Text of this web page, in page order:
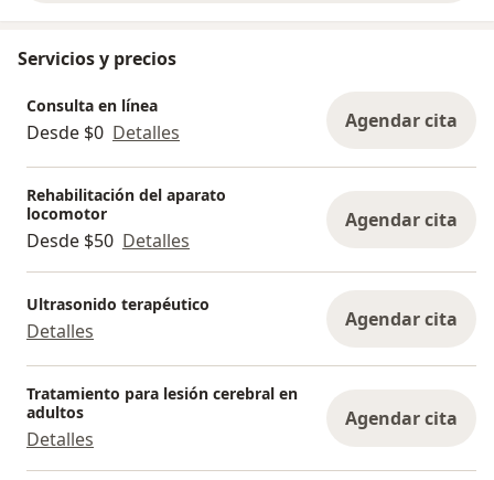
Servicios y precios
Consulta en línea
Desde $0 Detalles Agendar cita
Rehabilitación del aparato
locomotor
Desde $50 Detalles
Agendar cita
Ultrasonido terapéutico
Detalles Agendar cita
Tratamiento para lesión cerebral en
adultos
Detalles
Agendar cita